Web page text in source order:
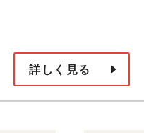
詳しく見る